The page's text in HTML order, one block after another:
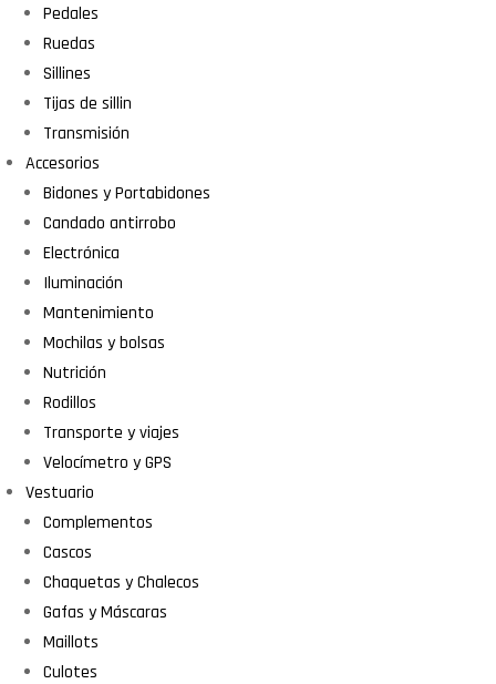
Pedales
Ruedas
Sillines
Tijas de sillin
Transmisión
Accesorios
Bidones y Portabidones
Candado antirrobo
Electrónica
Iluminación
Mantenimiento
Mochilas y bolsas
Nutrición
Rodillos
Transporte y viajes
Velocímetro y GPS
Vestuario
Complementos
Cascos
Chaquetas y Chalecos
Gafas y Máscaras
Maillots
Culotes